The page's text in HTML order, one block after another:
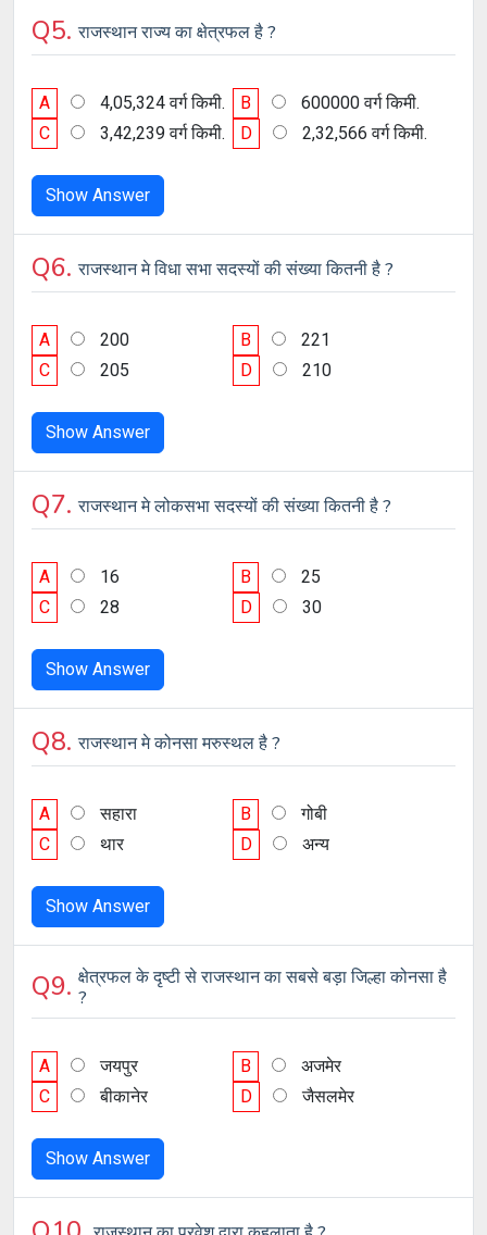
Q5.राजस्थान राज्य का क्षेत्रफल है ?
A 4,05,324 वर्ग किमी. B
600000 वर्ग किमी.
C
3,42,239 वर्ग किमी. D 2,32,566 वर्ग किमी.
Show Answer
Q6.राजस्थान मे विधा सभा सदस्यों की संख्या कितनी है ?
A 200 B
221
C
205 D 210
Show Answer
Q7.राजस्थान मे लोकसभा सदस्यों की संख्या कितनी है ?
A 16 B
25
C
28 D 30
Show Answer
Q8.राजस्थान मे कोनसा मरुस्थल है ?
A सहारा B
गोबी
C
थार D अन्य
Show Answer
Q9. क्षेत्रफल के दृष्टी से राजस्थान का सबसे बड़ा जिल्हा कोनसा है
?
A जयपुर B
अजमेर
C
बीकानेर D जैसलमेर
Show Answer